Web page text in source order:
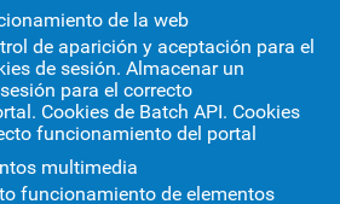
+info
ASIA ORIENTAL
Ciudad Jardín, 20-222
Internacional de la US
954 55 17 40
de la web
de aparición y aceptación para el
de sesión. Almacenar un
para el correcto
Cookies de Batch API. Cookies
funcionamiento del portal
multimedia
funcionamiento de elementos